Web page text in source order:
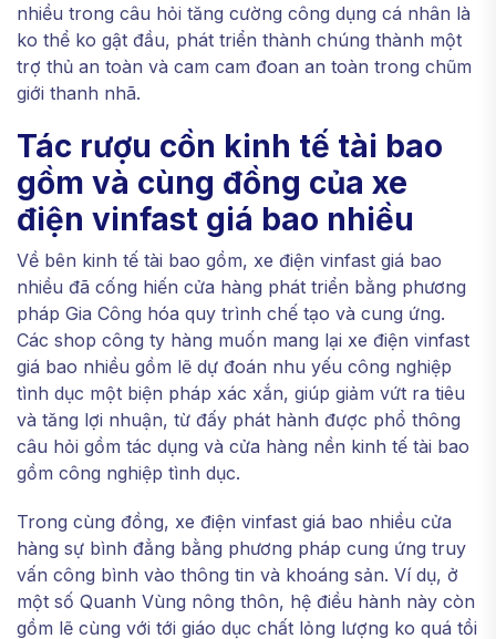
nhiều trong câu hỏi tăng cường công dụng cá nhân là
ko thể ko gật đầu, phát triển thành chúng thành một
trợ thủ an toàn và cam cam đoan an toàn trong chũm
giới thanh nhã.
Tác rượu cồn kinh tế tài bao
gồm và cùng đồng của xe
điện vinfast giá bao nhiều
Về bên kinh tế tài bao gồm, xe điện vinfast giá bao
nhiều đã cống hiến cửa hàng phát triển bằng phương
pháp Gia Công hóa quy trình chế tạo và cung ứng.
Các shop công ty hàng muốn mang lại xe điện vinfast
giá bao nhiều gồm lẽ dự đoán nhu yếu công nghiệp
tình dục một biện pháp xác xắn, giúp giảm vứt ra tiêu
và tăng lợi nhuận, từ đấy phát hành được phổ thông
câu hỏi gồm tác dụng và cửa hàng nền kinh tế tài bao
gồm công nghiệp tình dục.
Trong cùng đồng, xe điện vinfast giá bao nhiều cửa
hàng sự bình đẳng bằng phương pháp cung ứng truy
vấn công bình vào thông tin và khoáng sản. Ví dụ, ở
một số Quanh Vùng nông thôn, hệ điều hành này còn
gồm lẽ cùng với tới giáo dục chất lỏng lượng ko quá tồi